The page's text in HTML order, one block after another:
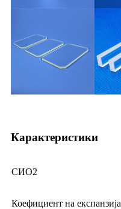
Карактеристики
СИО2
Коефициент на експанзија